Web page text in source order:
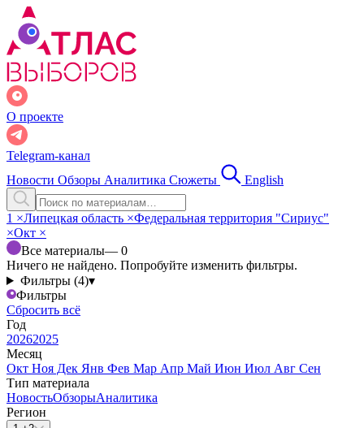
О проекте
Telegram-канал
Новости Обзоры Аналитика Сюжеты English
1 ×Липецкая область ×Федеральная территория "Сириус"
×Окт ×
Все материалы— 0
Ничего не найдено. Попробуйте изменить фильтры.
Фильтры (4)▾
Фильтры
Сбросить всё
Год
20262025
Месяц
Окт Ноя Дек Янв Фев Мар Апр Май Июн Июл Авг Сен
Тип материала
НовостьОбзорыАналитика
Регион